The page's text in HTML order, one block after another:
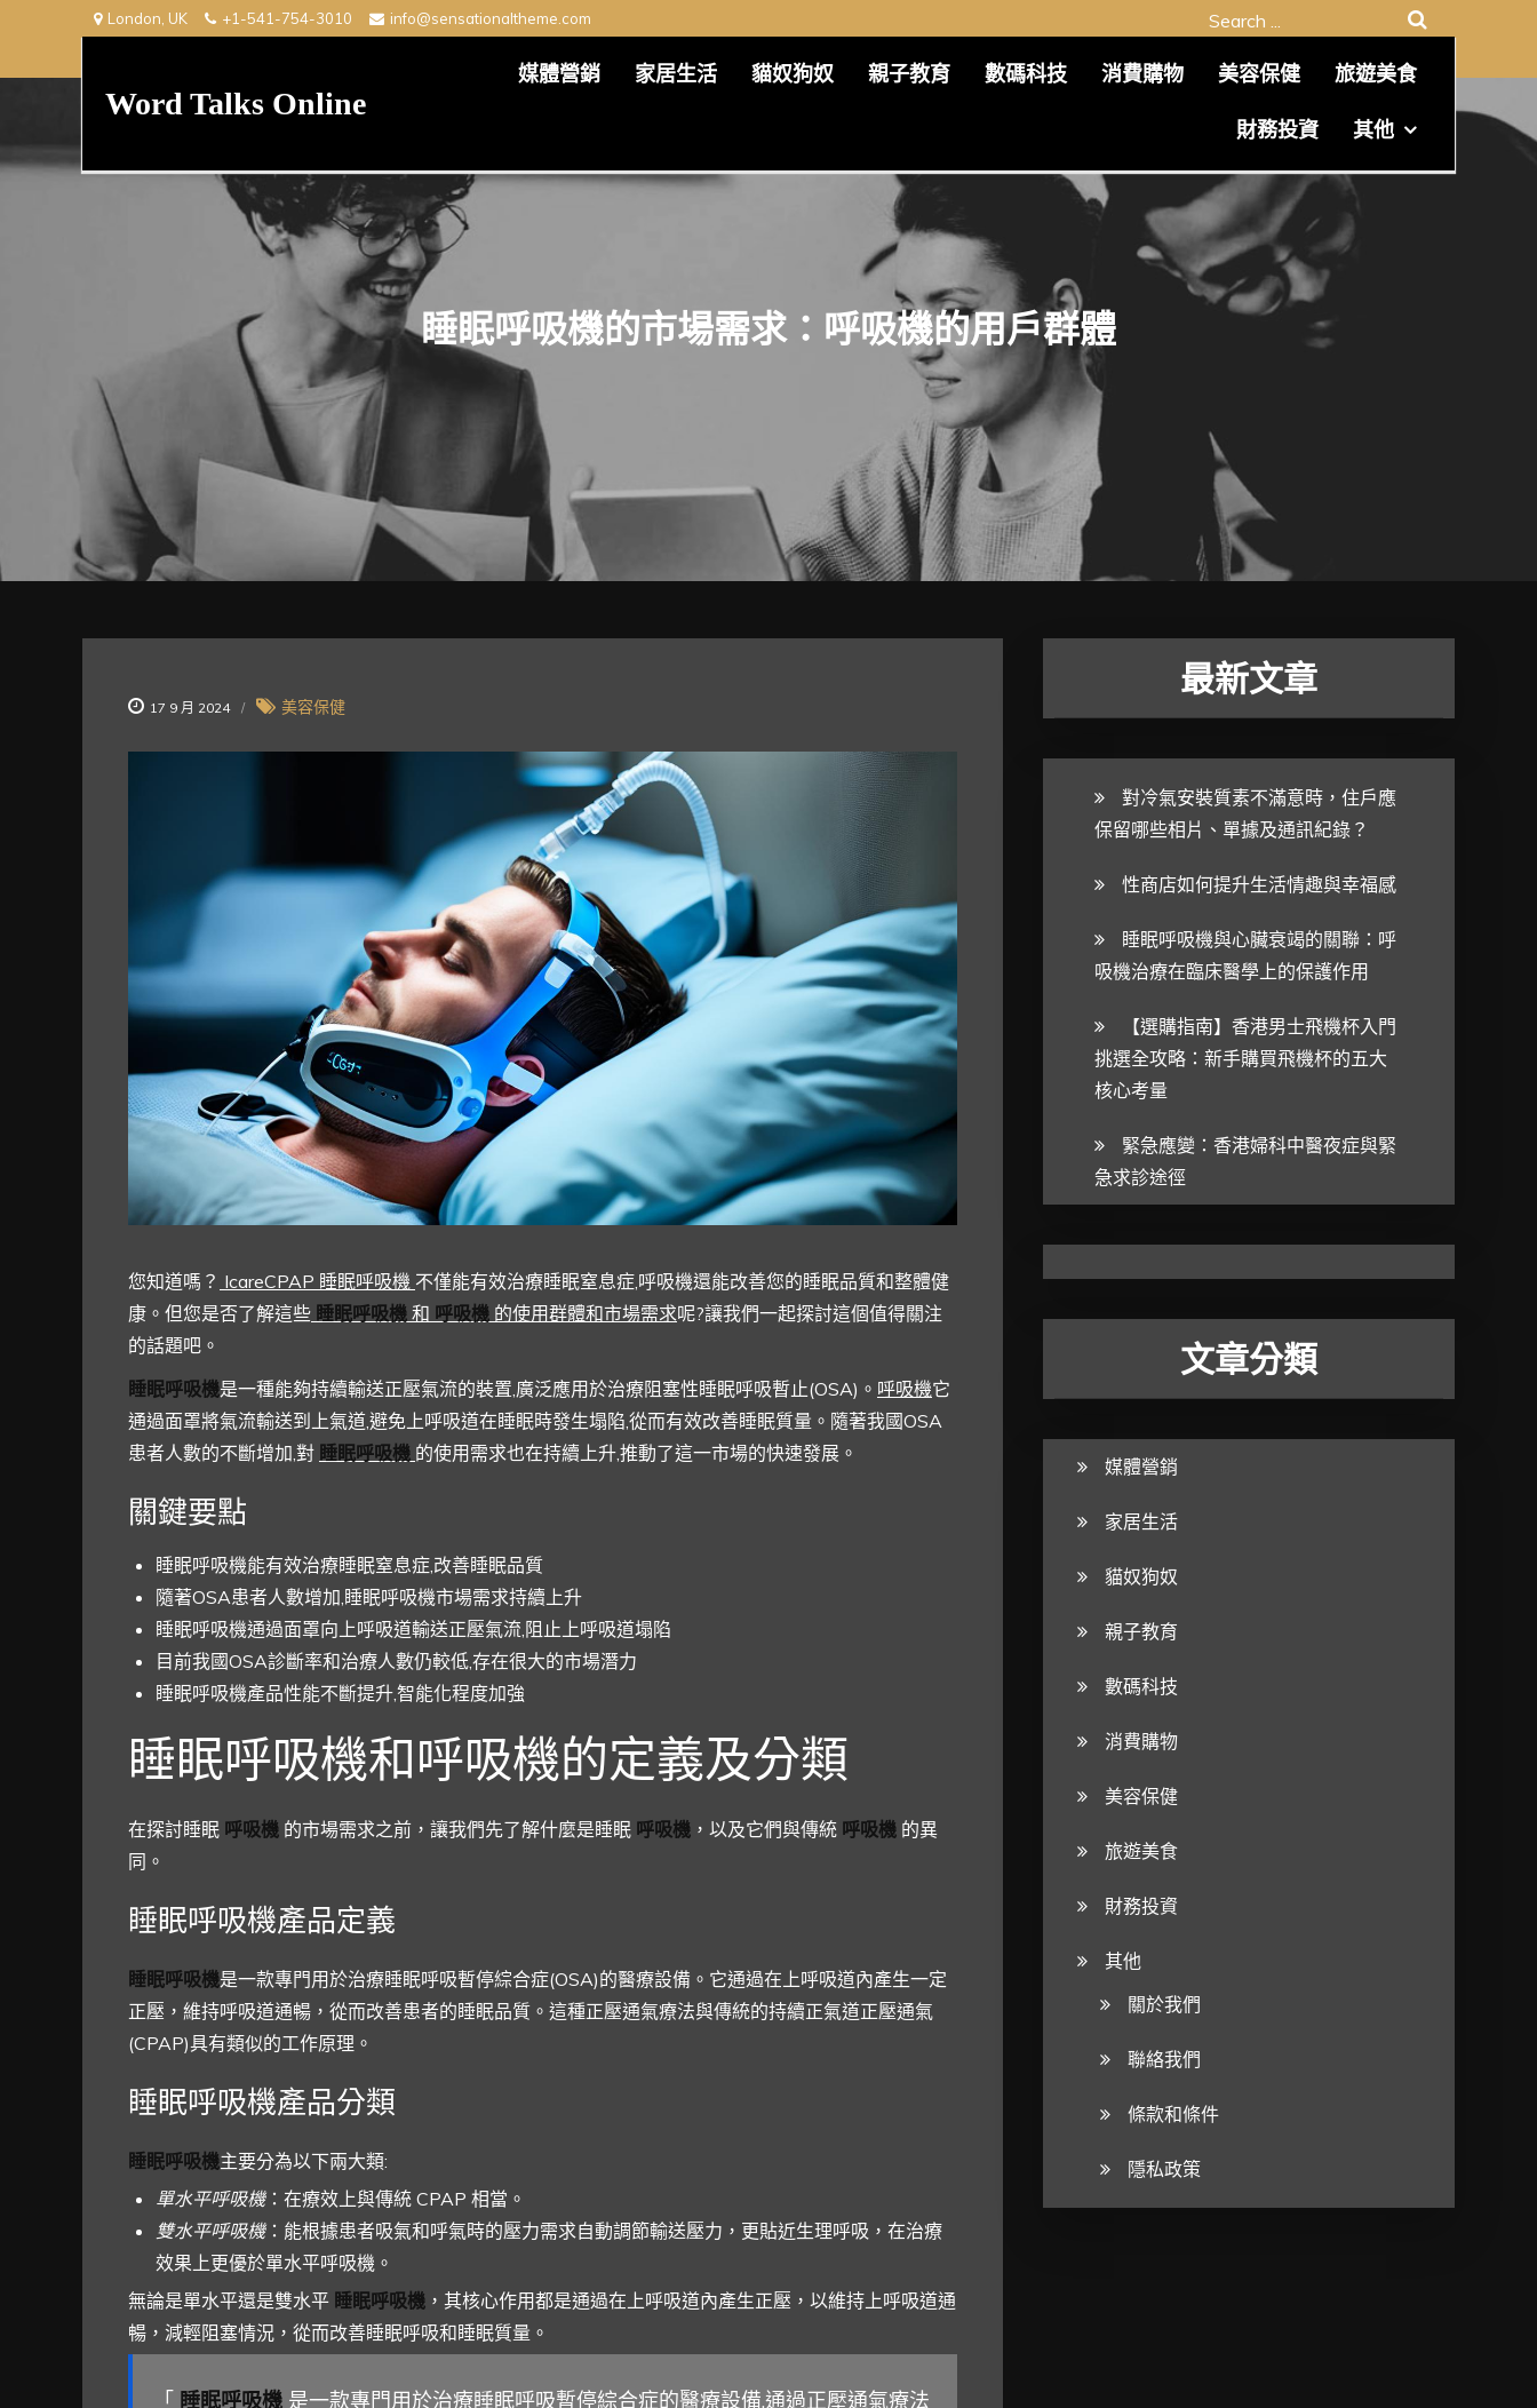
content
London, UK +1-541-754-3010 info@sensationaltheme.com
Search
Word Talks Online
媒體營銷 家居生活 貓奴狗奴 親子教育 數碼科技 消費購物 美容保健 旅遊美食
財務投資 其他
睡眠呼吸機的市場需求：呼吸機的用戶群體
17 9 月 2024 美容保健
您知道嗎？ IcareCPAP 睡眠呼吸機 不僅能有效治療睡眠窒息症,呼吸機還能改善您的睡眠品質和整體健
康。但您是否了解這些 睡眠呼吸機 和 呼吸機 的使用群體和市場需求呢?讓我們一起探討這個值得關注
的話題吧。
睡眠呼吸機是一種能夠持續輸送正壓氣流的裝置,廣泛應用於治療阻塞性睡眠呼吸暫止(OSA)。 呼吸機它
通過面罩將氣流輸送到上氣道,避免上呼吸道在睡眠時發生塌陷,從而有效改善睡眠質量。隨著我國OSA
患者人數的不斷增加,對 睡眠呼吸機 的使用需求也在持續上升,推動了這一市場的快速發展。
關鍵要點
睡眠呼吸機能有效治療睡眠窒息症,改善睡眠品質
隨著OSA患者人數增加,睡眠呼吸機市場需求持續上升
睡眠呼吸機通過面罩向上呼吸道輸送正壓氣流,阻止上呼吸道塌陷
目前我國OSA診斷率和治療人數仍較低,存在很大的市場潛力
睡眠呼吸機產品性能不斷提升,智能化程度加強
睡眠呼吸機和呼吸機的定義及分類
在探討睡眠 呼吸機 的市場需求之前，讓我們先了解什麼是睡眠 呼吸機 ，以及它們與傳統 呼吸機 的異
同。
睡眠呼吸機產品定義
睡眠呼吸機是一款專門用於治療睡眠呼吸暫停綜合症(OSA)的醫療設備。它通過在上呼吸道內產生一定
正壓，維持呼吸道通暢，從而改善患者的睡眠品質。這種正壓通氣療法與傳統的持續正氣道正壓通氣
(CPAP)具有類似的工作原理。
睡眠呼吸機產品分類
睡眠呼吸機主要分為以下兩大類:
單水平呼吸機：在療效上與傳統 CPAP 相當。
雙水平呼吸機：能根據患者吸氣和呼氣時的壓力需求自動調節輸送壓力，更貼近生理呼吸，在治療
效果上更優於單水平呼吸機。
無論是單水平還是雙水平 睡眠呼吸機 ，其核心作用都是通過在上呼吸道內產生正壓，以維持上呼吸道通
暢，減輕阻塞情況，從而改善睡眠呼吸和睡眠質量。
「 睡眠呼吸機 是一款專門用於治療睡眠呼吸暫停綜合症的醫療設備,通過正壓通氣療法
最新文章
對冷氣安裝質素不滿意時，住戶應
保留哪些相片、單據及通訊紀錄？
性商店如何提升生活情趣與幸福感
睡眠呼吸機與心臟衰竭的關聯：呼
吸機治療在臨床醫學上的保護作用
【選購指南】香港男士飛機杯入門
挑選全攻略：新手購買飛機杯的五大
核心考量
緊急應變：香港婦科中醫夜症與緊
急求診途徑
文章分類
媒體營銷
家居生活
貓奴狗奴
親子教育
數碼科技
消費購物
美容保健
旅遊美食
財務投資
其他
關於我們
聯絡我們
條款和條件
隱私政策